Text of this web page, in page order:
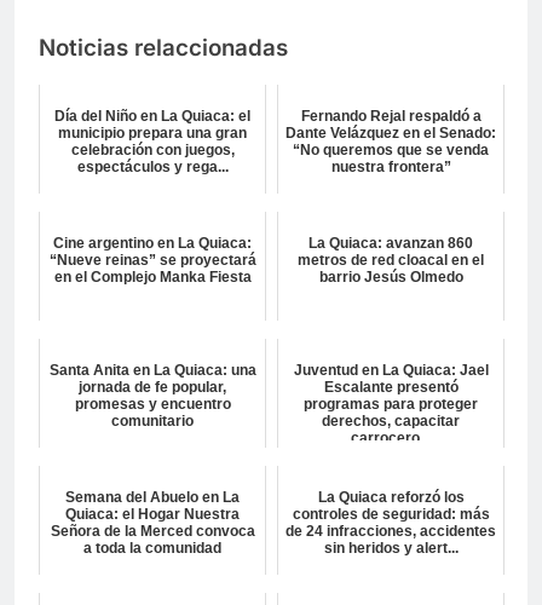
Noticias relaccionadas
Día del Niño en La Quiaca: el
municipio prepara una gran
celebración con juegos,
espectáculos y rega...
Fernando Rejal respaldó a
Dante Velázquez en el Senado:
“No queremos que se venda
nuestra frontera”
Cine argentino en La Quiaca:
“Nueve reinas” se proyectará
en el Complejo Manka Fiesta
La Quiaca: avanzan 860
metros de red cloacal en el
barrio Jesús Olmedo
Santa Anita en La Quiaca: una
jornada de fe popular,
promesas y encuentro
comunitario
Juventud en La Quiaca: Jael
Escalante presentó
programas para proteger
derechos, capacitar
carrocero...
Semana del Abuelo en La
Quiaca: el Hogar Nuestra
Señora de la Merced convoca
a toda la comunidad
La Quiaca reforzó los
controles de seguridad: más
de 24 infracciones, accidentes
sin heridos y alert...